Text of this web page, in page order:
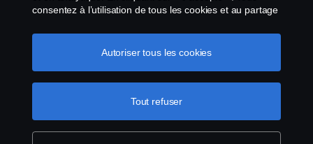
consentez à l’utilisation de tous les cookies et au partage
cookies en cliquant sur « Paramètres des cookies » et en
sélectionnant les catégories que vous souhaitez
Pour en savoir plus sur la
protection de votre vie privée
Tout refuser
Autoriser tous les cookies